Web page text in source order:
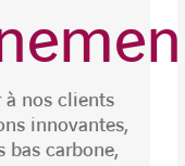
à nos clients
innovantes,
bas carbone,